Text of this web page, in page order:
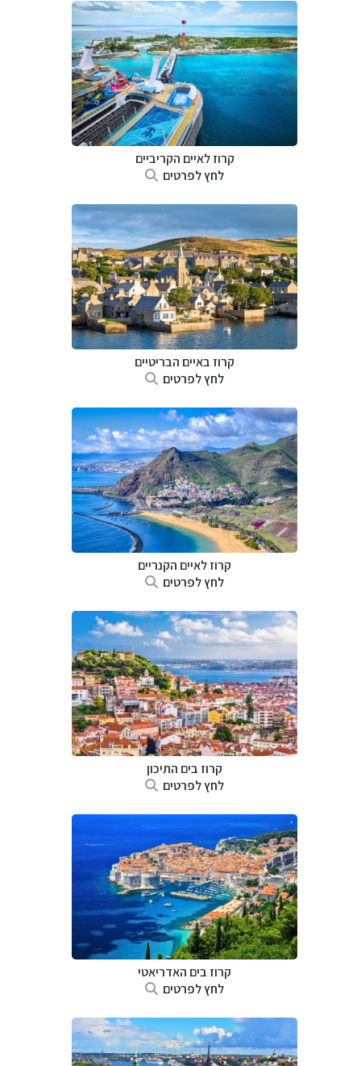
קרוז לאיים הקריביים
לחץ לפרטים
קרוז באיים הבריטיים
לחץ לפרטים
קרוז לאיים הקנריים
לחץ לפרטים
קרוז בים התיכון
לחץ לפרטים
קרוז בים האדריאטי
לחץ לפרטים